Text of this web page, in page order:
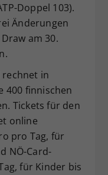
Doppel 103).
Änderungen
am 30.
rechnet in
400 finnischen
Tickets für den
online
pro Tag, für
NÖ-Card-
für Kinder bis